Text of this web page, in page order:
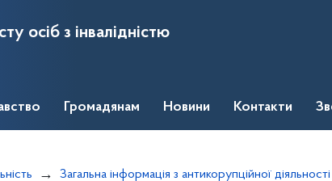
осіб з інвалідністю
Громадянам Новини Контакти
Загальна інформація з антикорупційної діяльності